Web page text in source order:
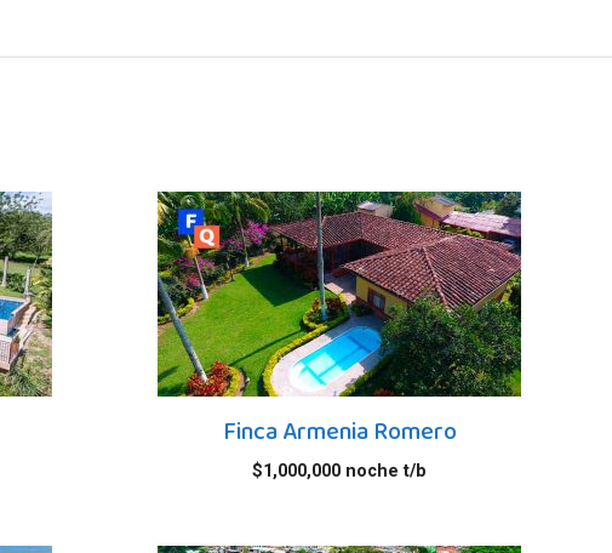
Finca Armenia Romero
$1,000,000 noche t/b